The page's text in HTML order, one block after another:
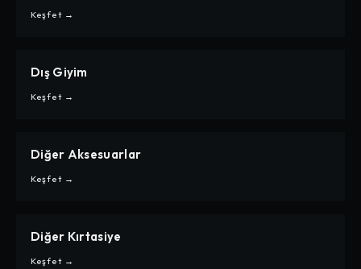
BEL ÇANTASI
Keşfet →
CARPE
DIŞ GIYIM
Dış Giyim
Keşfet →
CARPE
DIĞER AKSESUARLAR
Diğer Aksesuarlar
Keşfet →
CARPE
DIĞER KIRTASIYE
Diğer Kırtasiye
Keşfet →